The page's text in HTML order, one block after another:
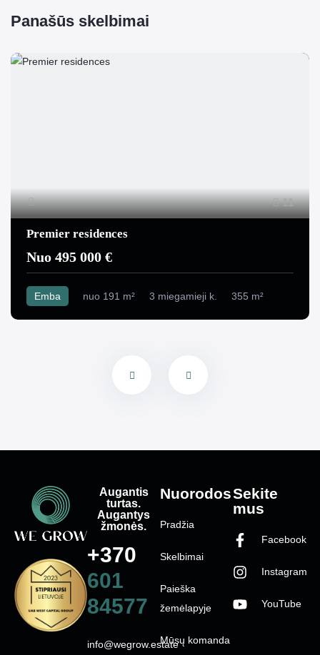
Panašūs skelbimai
11
Premier residences
Nuo 495 000 €
Emba nuo 191 m² 3 miegamieji k. 355 m²
Nuorodos
Pradžia
Skelbimai
Paieška
žemėlapyje
Mūsų komanda
Sekite
mus
Facebook
Instagram
YouTube
Augantis
turtas.
Augantys
žmonės.
+370
601
84577
info@wegrow.estate